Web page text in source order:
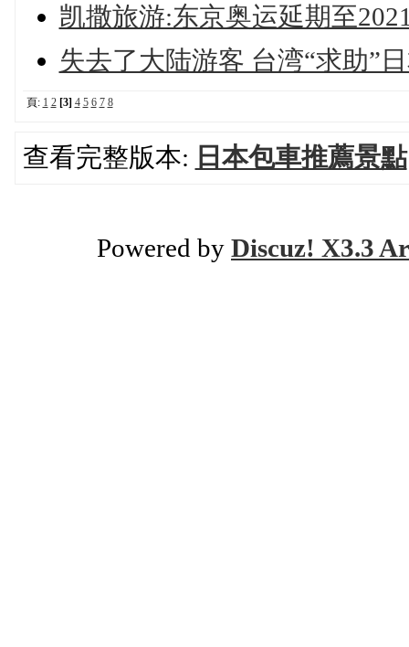
凯撒旅游:东京奥运延期至
失去了大陆游客 台湾“求助”
頁: 1 2 [3] 4 5 6 7 8
查看完整版本: 日本包車推薦景點
Powered by Discuz! X3.3